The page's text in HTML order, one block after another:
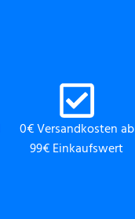
0€ Versandkosten ab
99€ Einkaufswert